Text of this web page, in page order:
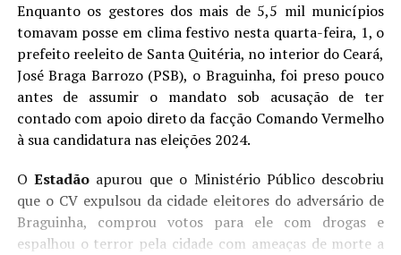
Enquanto os gestores dos mais de 5,5 mil municípios
tomavam posse em clima festivo nesta quarta-feira, 1, o
prefeito reeleito de Santa Quitéria, no interior do Ceará,
José Braga Barrozo (PSB), o Braguinha, foi preso pouco
antes de assumir o mandato sob acusação de ter
contado com apoio direto da facção Comando Vermelho
à sua candidatura nas eleições 2024.
OEstadão apurou que o Ministério Público descobriu
que o CV expulsou da cidade eleitores do adversário de
Braguinha, comprou votos para ele com drogas e
espalhou o terror pela cidade com ameaças de morte a